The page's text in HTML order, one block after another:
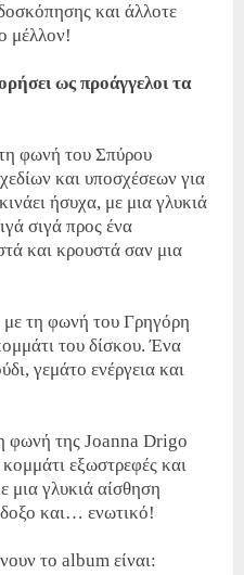
και άλλοτε
μέλλον!
ως προάγγελοι τα
φωνή του Σπύρου
και υποσχέσεων για
ήσυχα, με μια γλυκιά
σιγά προς ένα
και κρουστά σαν μια
τη φωνή του Γρηγόρη
του δίσκου. Ένα
γεμάτο ενέργεια και
της Joanna Drigo
εξωστρεφές και
μια γλυκιά αίσθηση
και… ενωτικό!
το album είναι: